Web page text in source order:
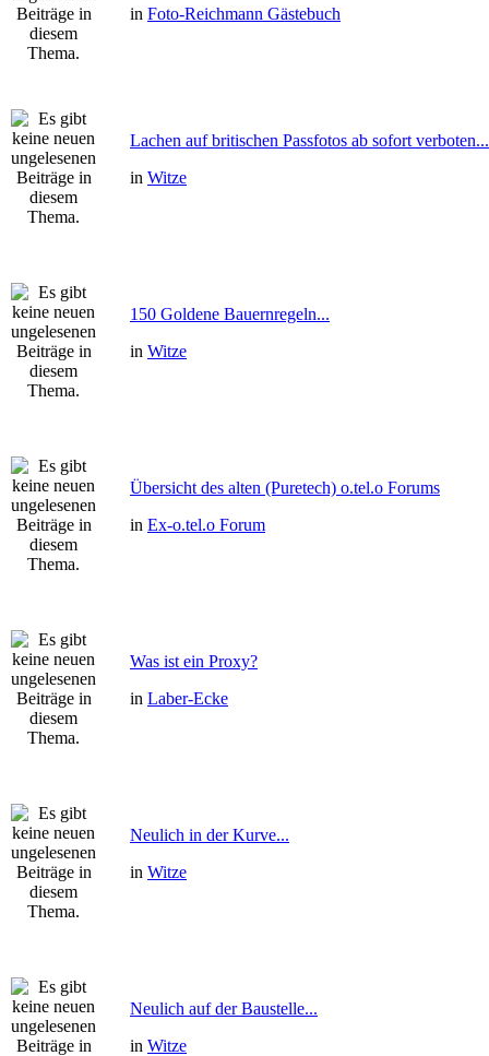
in Foto-Reichmann Gästebuch
Lachen auf britischen Passfotos ab sofort verboten...
in Witze
150 Goldene Bauernregeln...
in Witze
Übersicht des alten (Puretech) o.tel.o Forums
in Ex-o.tel.o Forum
Was ist ein Proxy?
in Laber-Ecke
Neulich in der Kurve...
in Witze
Neulich auf der Baustelle...
in Witze